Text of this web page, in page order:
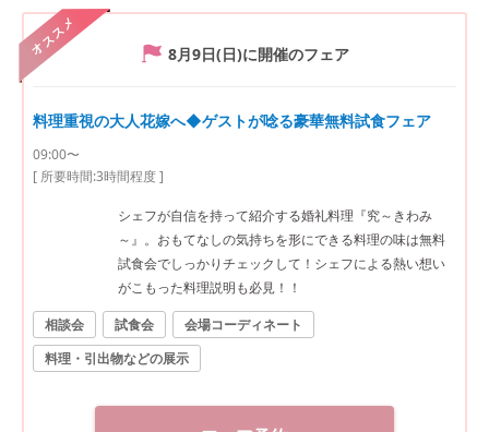
オススメ 8月9日(日)に開催のフェア
料理重視の大人花嫁へ◆ゲストが唸る豪華無料試食フェア
09:00〜
[ 所要時間:3時間程度]
シェフが自信を持って紹介する婚礼料理『究～きわみ
～』。おもてなしの気持ちを形にできる料理の味は無料
試食会でしっかりチェックして！シェフによる熱い想い
がこもった料理説明も必見！！
相談会
試食会
会場コーディネート
料理・引出物などの展示